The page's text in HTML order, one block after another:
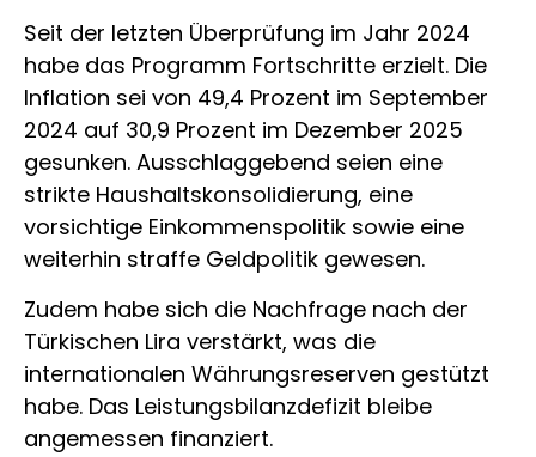
Seit der letzten Überprüfung im Jahr 2024
habe das Programm Fortschritte erzielt. Die
Inflation sei von 49,4 Prozent im September
2024 auf 30,9 Prozent im Dezember 2025
gesunken. Ausschlaggebend seien eine
strikte Haushaltskonsolidierung, eine
vorsichtige Einkommenspolitik sowie eine
weiterhin straffe Geldpolitik gewesen.
Zudem habe sich die Nachfrage nach der
Türkischen Lira verstärkt, was die
internationalen Währungsreserven gestützt
habe. Das Leistungsbilanzdefizit bleibe
angemessen finanziert.